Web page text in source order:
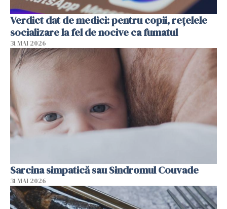
Verdict dat de medici: pentru copii, rețelele
socializare la fel de nocive ca fumatul
31 MAI 2026
Sarcina simpatică sau Sindromul Couvade
31 MAI 2026